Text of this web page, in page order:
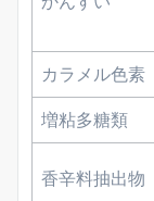
カラメル色素
増粘多糖類
香辛料抽出物